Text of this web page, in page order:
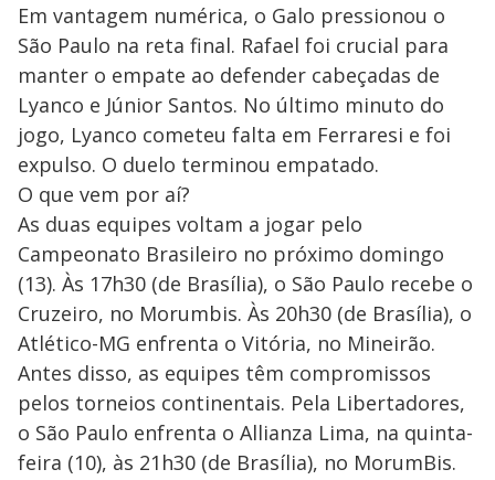
Em vantagem numérica, o Galo pressionou o
São Paulo na reta final. Rafael foi crucial para
manter o empate ao defender cabeçadas de
Lyanco e Júnior Santos. No último minuto do
jogo, Lyanco cometeu falta em Ferraresi e foi
expulso. O duelo terminou empatado.
O que vem por aí?
As duas equipes voltam a jogar pelo
Campeonato Brasileiro no próximo domingo
(13). Às 17h30 (de Brasília), o São Paulo recebe o
Cruzeiro, no Morumbis. Às 20h30 (de Brasília), o
Atlético-MG enfrenta o Vitória, no Mineirão.
Antes disso, as equipes têm compromissos
pelos torneios continentais. Pela Libertadores,
o São Paulo enfrenta o Allianza Lima, na quinta-
feira (10), às 21h30 (de Brasília), no MorumBis.